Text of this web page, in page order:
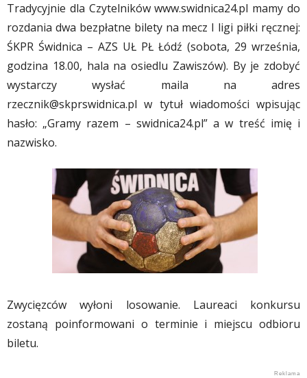
Tradycyjnie dla Czytelników www.swidnica24.pl mamy do
rozdania dwa bezpłatne bilety na mecz I ligi piłki ręcznej:
ŚKPR Świdnica – AZS UŁ PŁ Łódź (sobota, 29 września,
godzina 18.00, hala na osiedlu Zawiszów). By je zdobyć
wystarczy wysłać maila na adres
rzecznik@skprswidnica.pl w tytuł wiadomości wpisując
hasło: „Gramy razem – swidnica24.pl” a w treść imię i
nazwisko.
Zwycięzców wyłoni losowanie. Laureaci konkursu
zostaną poinformowani o terminie i miejscu odbioru
biletu.